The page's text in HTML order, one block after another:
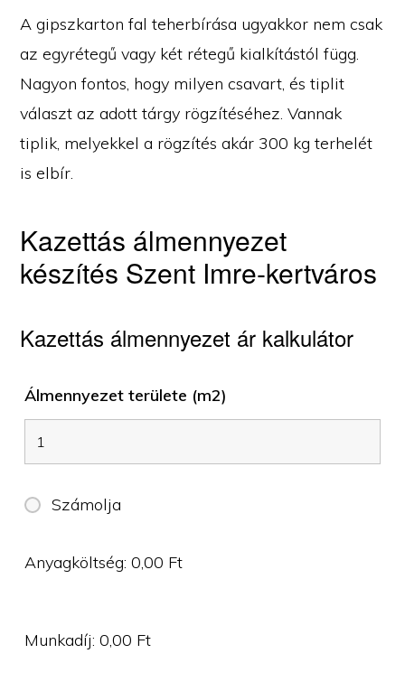
A gipszkarton fal teherbírása ugyakkor nem csak
az egyrétegű vagy két rétegű kialkítástól függ.
Nagyon fontos, hogy milyen csavart, és tiplit
választ az adott tárgy rögzítéséhez. Vannak
tiplik, melyekkel a rögzítés akár 300 kg terhelét
is elbír.
Kazettás álmennyezet
készítés Szent Imre-kertváros
Kazettás álmennyezet ár kalkulátor
Álmennyezet területe (m2)
Számolja
Anyagköltség:0,00 Ft
Munkadíj:0,00 Ft